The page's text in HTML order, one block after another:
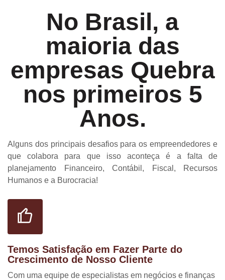
No Brasil, a
maioria das
empresas Quebra
nos primeiros 5
Anos.
Alguns dos principais desafios para os empreendedores e
que colabora para que isso aconteça é a falta de
planejamento Financeiro, Contábil, Fiscal, Recursos
Humanos e a Burocracia!
Temos Satisfação em Fazer Parte do
Crescimento de Nosso Cliente
Com uma equipe de especialistas em negócios e finanças